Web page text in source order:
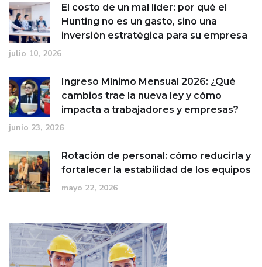
El costo de un mal líder: por qué el
Hunting no es un gasto, sino una
inversión estratégica para su empresa
julio 10, 2026
Ingreso Mínimo Mensual 2026: ¿Qué
cambios trae la nueva ley y cómo
impacta a trabajadores y empresas?
junio 23, 2026
Rotación de personal: cómo reducirla y
fortalecer la estabilidad de los equipos
mayo 22, 2026